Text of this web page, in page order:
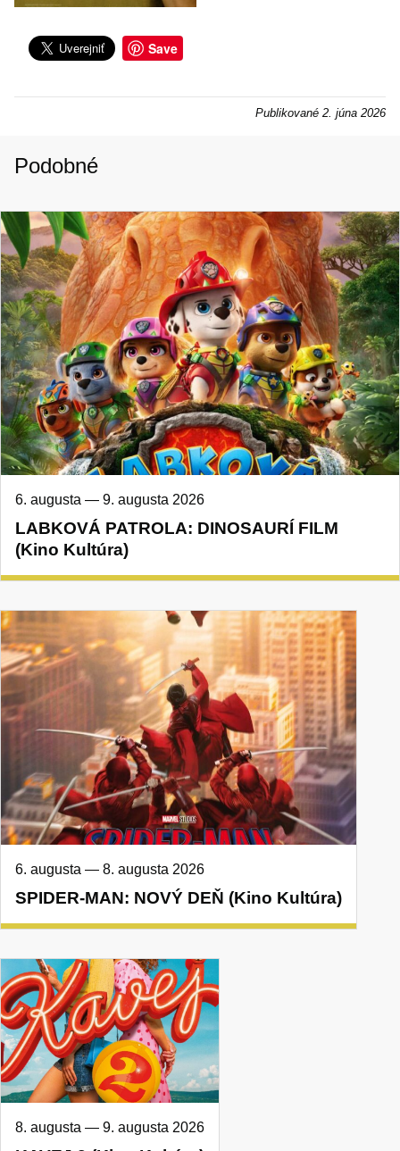
Save
Publikované 2. júna 2026
Podobné
LABKOVÁ PATROLA: DINOSAURÍ FILM
(Kino Kultúra)
6. augusta — 9. augusta 2026
SPIDER-MAN: NOVÝ DEŇ (Kino Kultúra)
6. augusta — 8. augusta 2026
8. augusta — 9. augusta 2026